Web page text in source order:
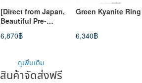
[Direct from Japan,
Beautiful Pre-
Tiffany & Co. 1837
925, Newly Polished
Accessory
6,870฿
Green Kyanite Ring
6,340฿
ดูเพิ่มเติม
สินค้าจัดส่งฟรี